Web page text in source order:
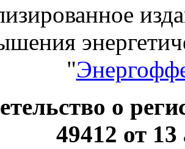
"
о
49412 от